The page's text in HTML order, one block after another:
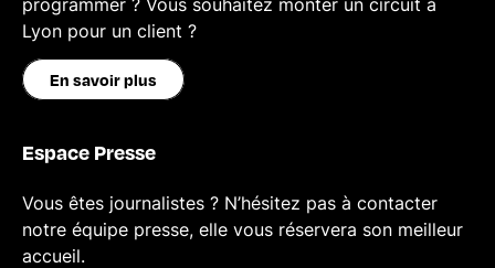
Lyon pour un client ?
En savoir plus
Espace Presse
Vous êtes journalistes ? N’hésitez pas à contacter
notre équipe presse, elle vous réservera son meilleur
accueil.